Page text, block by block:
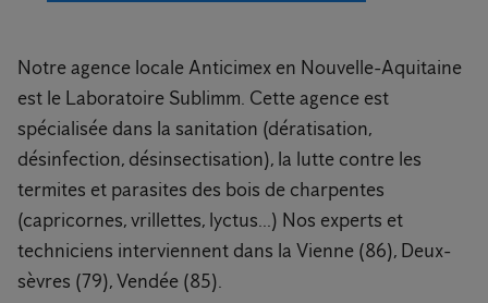
Notre agence locale Anticimex en Nouvelle-Aquitaine
est le Laboratoire Sublimm. Cette agence est
spécialisée dans la sanitation (dératisation,
désinfection, désinsectisation), la lutte contre les
termites et parasites des bois de charpentes
(capricornes, vrillettes, lyctus...) Nos experts et
techniciens interviennent dans la Vienne (86), Deux-
sèvres (79), Vendée (85).